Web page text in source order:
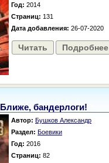
Год: 2014
Страниц: 131
Дата добавления: 26-07-2020
Читать Подробнее
Ближе, бандерлоги!
Автор: Бушков Александр
Раздел: Боевики
Год: 2016
Страниц: 82